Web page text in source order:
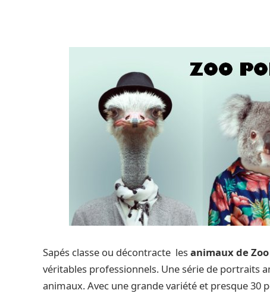
Sapés classe ou décontracte lesanimaux de
véritables professionnels. Une série de portraits
animaux. Avec une grande variété et presque